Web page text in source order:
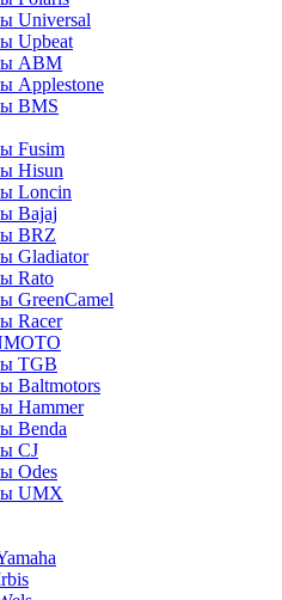
Universal
Upbeat
ABM
Applestone
BMS
Fusim
Hisun
Loncin
Bajaj
BRZ
Gladiator
Rato
GreenCamel
Racer
TGB
Baltmotors
Hammer
Benda
CJ
Odes
UMX